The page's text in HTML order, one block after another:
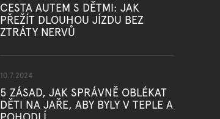
CESTA AUTEM S DĚTMI: JAK
PŘEŽÍT DLOUHOU JÍZDU BEZ
ZTRÁTY NERVŮ
10.7.2024
5 ZÁSAD, JAK SPRÁVNĚ OBLÉKAT
DĚTI NA JAŘE, ABY BYLY V TEPLE A